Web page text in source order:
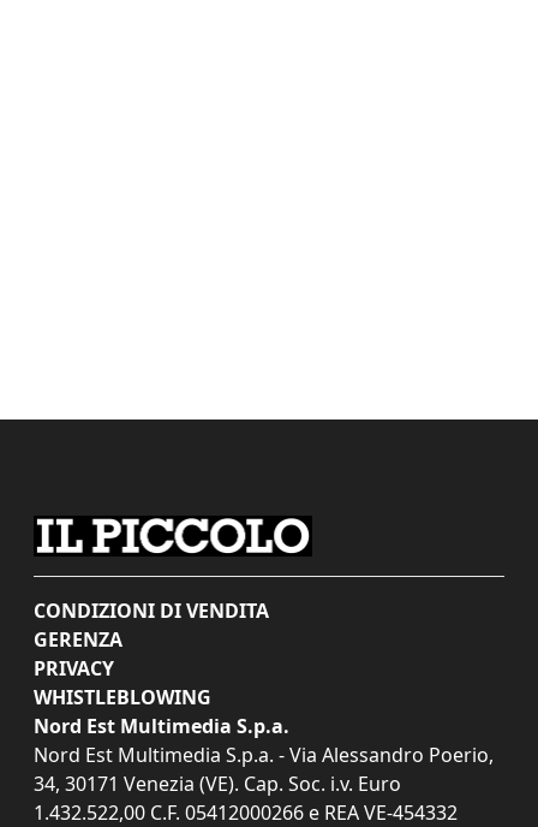
CONDIZIONI DI VENDITA
GERENZA
PRIVACY
WHISTLEBLOWING
Nord Est Multimedia S.p.a.
Nord Est Multimedia S.p.a. - Via Alessandro Poerio,
34, 30171 Venezia (VE). Cap. Soc. i.v. Euro
1.432.522,00 C.F. 05412000266 e REA VE-454332